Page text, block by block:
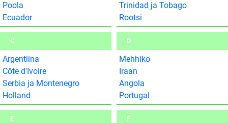
Poola
Ecuador
Trinidad ja Tobago
Rootsi
C
Argentiina
Côte d'Ivoire
Serbia ja Montenegro
Holland
D
Mehhiko
Iraan
Angola
Portugal
E F